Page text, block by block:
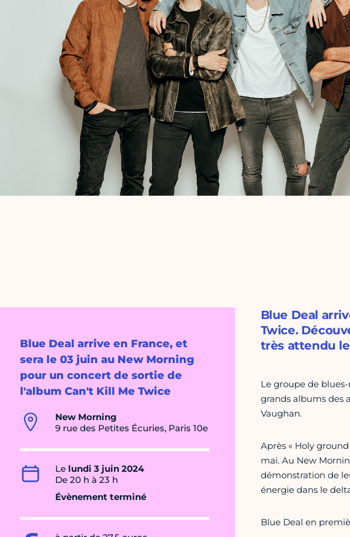
Blue Deal arrive en France, et
sera le 03 juin au New Morning
pour un concert de sortie de
l'album Can't Kill Me Twice
New Morning
9 rue des Petites Écuries, Paris 10e
Le lundi 3 juin 2024
De 20 h à 23 h
Évènement terminé
Blue Deal
Twice.
très attendu
Le groupe de
grands albums des
Vaughan.
Après « Holy
mai. Au New
démonstration de
énergie dans le
Blue Deal en